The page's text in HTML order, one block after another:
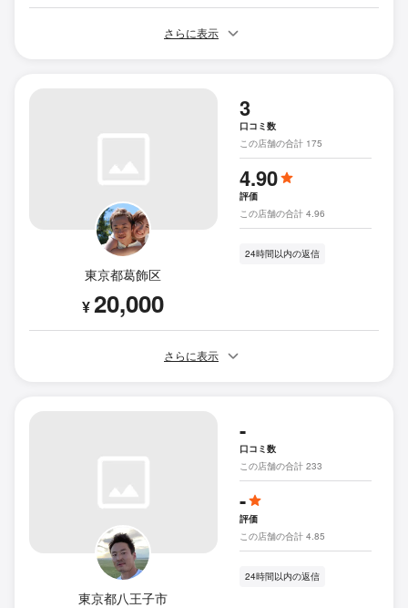
さらに表示
東京都葛飾区
¥20,000
3
口コミ数
この店舗の合計 175
4.90
評価
この店舗の合計 4.96
24時間以内の返信
さらに表示
東京都八王子市
-
口コミ数
この店舗の合計 233
-
評価
この店舗の合計 4.85
24時間以内の返信